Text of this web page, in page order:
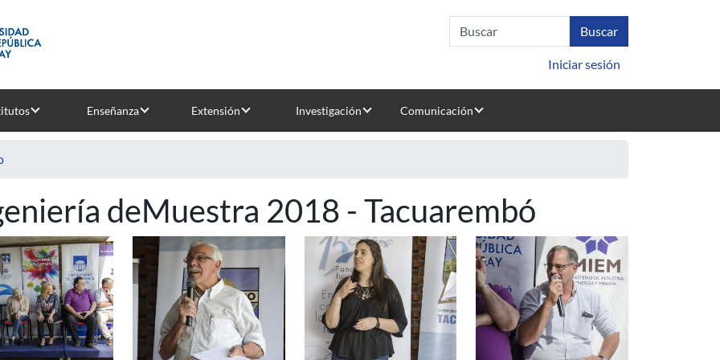
Iniciar sesión
Enseñanza Extensión Investigación Comunicación
deMuestra 2018 - Tacuarembó